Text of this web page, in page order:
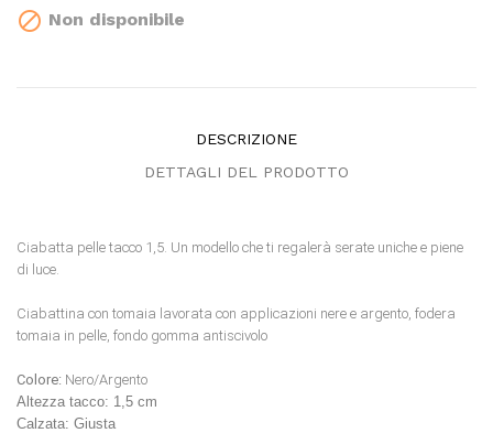
 Non disponibile
DESCRIZIONE
DETTAGLI DEL PRODOTTO
Ciabatta pelle tacco 1,5. Un modello che ti regalerà serate uniche e piene
di luce.
Ciabattina con tomaia lavorata con applicazioni nere e argento, fodera
tomaia in pelle, fondo gomma antiscivolo
Colore: Nero/Argento
Altezza tacco: 1,5 cm
Calzata: Giusta